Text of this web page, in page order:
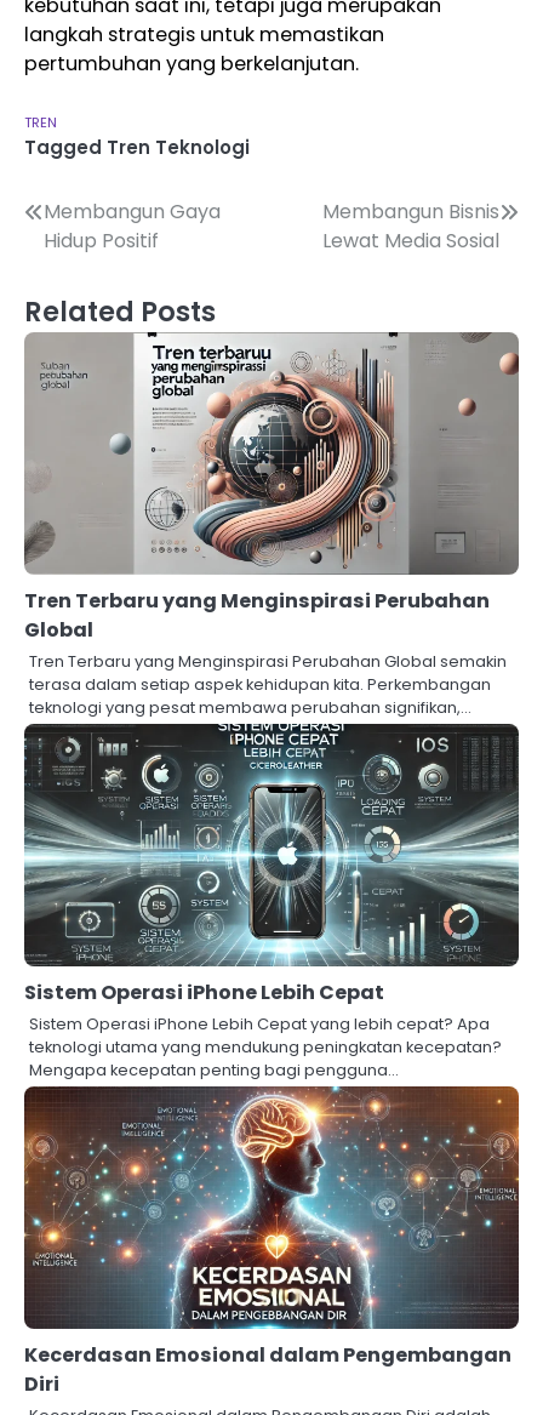
langkah strategis untuk memastikan
pertumbuhan yang berkelanjutan.
TREN
Tagged Tren Teknologi
Navigasi
pos
Membangun Gaya
Hidup Positif
Membangun Bisnis
Lewat Media Sosial
Related Posts
Tren Terbaru yang Menginspirasi Perubahan
Global
Tren Terbaru yang Menginspirasi Perubahan Global semakin
terasa dalam setiap aspek kehidupan kita. Perkembangan
teknologi yang pesat membawa perubahan signifikan,…
Sistem Operasi iPhone Lebih Cepat
Sistem Operasi iPhone Lebih Cepat yang lebih cepat? Apa
teknologi utama yang mendukung peningkatan kecepatan?
Mengapa kecepatan penting bagi pengguna…
Kecerdasan Emosional dalam Pengembangan
Diri